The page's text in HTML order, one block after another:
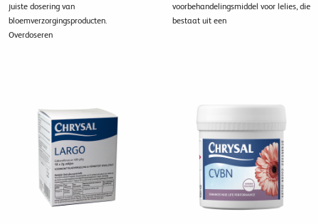
juiste dosering van
bloemverzorgingsproducten.
Overdoseren
voorbehandelingsmiddel voor lelies, die
bestaat uit een